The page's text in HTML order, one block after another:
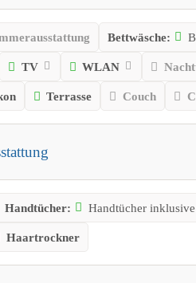
Bettwäsche:
TV WLAN
Terrasse Couch
Handtücher: Handtücher inklusive
Haartrockner